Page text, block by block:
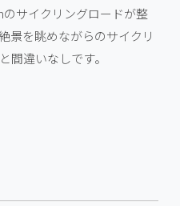
サイクリングロードが整
景を眺めながらのサイクリ
間違いなしです。